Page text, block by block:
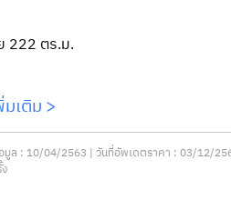
222 ตร.ม.
เติม >
ล : 10/04/2563 | วันที่อัพเดตราคา : 03/12/